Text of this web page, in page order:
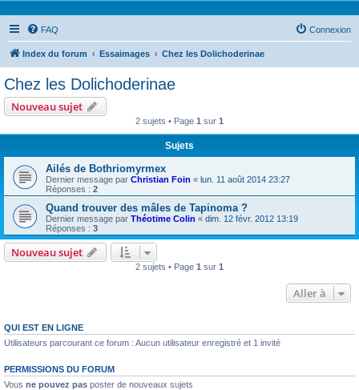
FAQ Connexion
Index du forum Essaimages Chez les Dolichoderinae
Chez les Dolichoderinae
Nouveau sujet
2 sujets • Page 1 sur 1
Sujets
Ailés de Bothriomyrmex
Dernier message par Christian Foin « lun. 11 août 2014 23:27
Réponses : 2
Quand trouver des mâles de Tapinoma ?
Dernier message par Théotime Colin « dim. 12 févr. 2012 13:19
Réponses : 3
Nouveau sujet
2 sujets • Page 1 sur 1
Aller à
QUI EST EN LIGNE
Utilisateurs parcourant ce forum : Aucun utilisateur enregistré et 1 invité
PERMISSIONS DU FORUM
Vous ne pouvez pas poster de nouveaux sujets